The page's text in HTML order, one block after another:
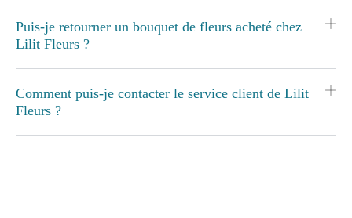
Puis-je retourner un bouquet de fleurs acheté chez
Lilit Fleurs ?
Comment puis-je contacter le service client de Lilit
Fleurs ?